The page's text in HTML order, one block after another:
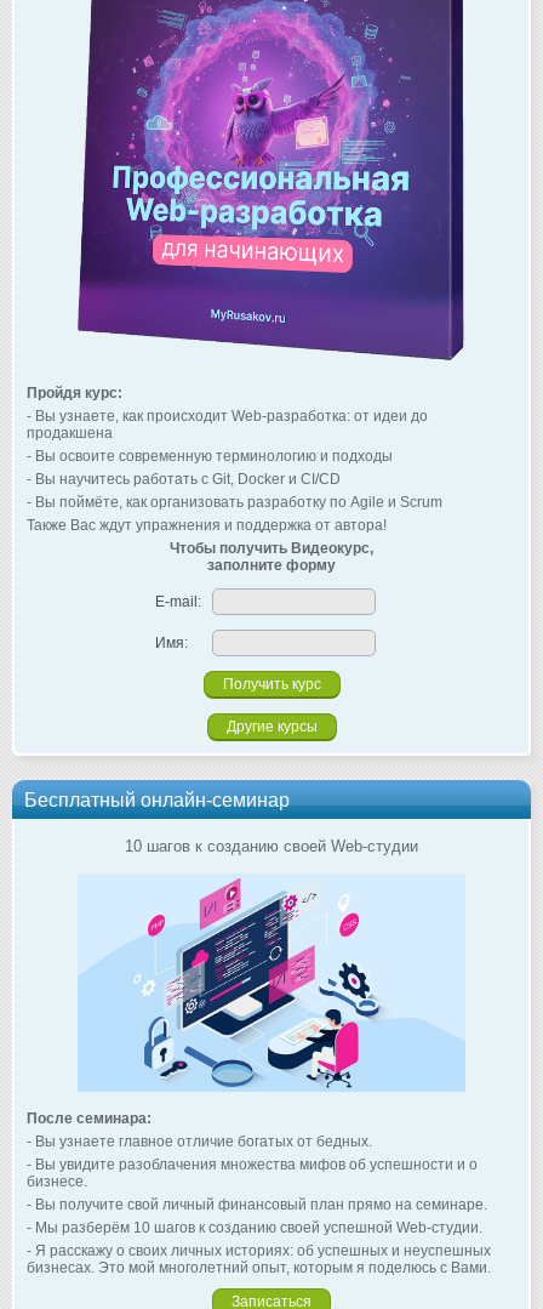
Пройдя курс:
- Вы узнаете, как происходит Web-разработка: от идеи до
продакшена
- Вы освоите современную терминологию и подходы
- Вы научитесь работать с Git, Docker и CI/CD
- Вы поймёте, как организовать разработку по Agile и Scrum
Также Вас ждут упражнения и поддержка от автора!
Чтобы получить Видеокурс,
заполните форму
E-mail:
Имя:
Другие курсы
Бесплатный онлайн-семинар
10 шагов к созданию своей Web-студии
После семинара:
- Вы узнаете главное отличие богатых от бедных.
- Вы увидите разоблачения множества мифов об успешности и о
бизнесе.
- Вы получите свой личный финансовый план прямо на семинаре.
- Мы разберём 10 шагов к созданию своей успешной Web-студии.
- Я расскажу о своих личных историях: об успешных и неуспешных
бизнесах. Это мой многолетний опыт, которым я поделюсь с Вами.
Записаться